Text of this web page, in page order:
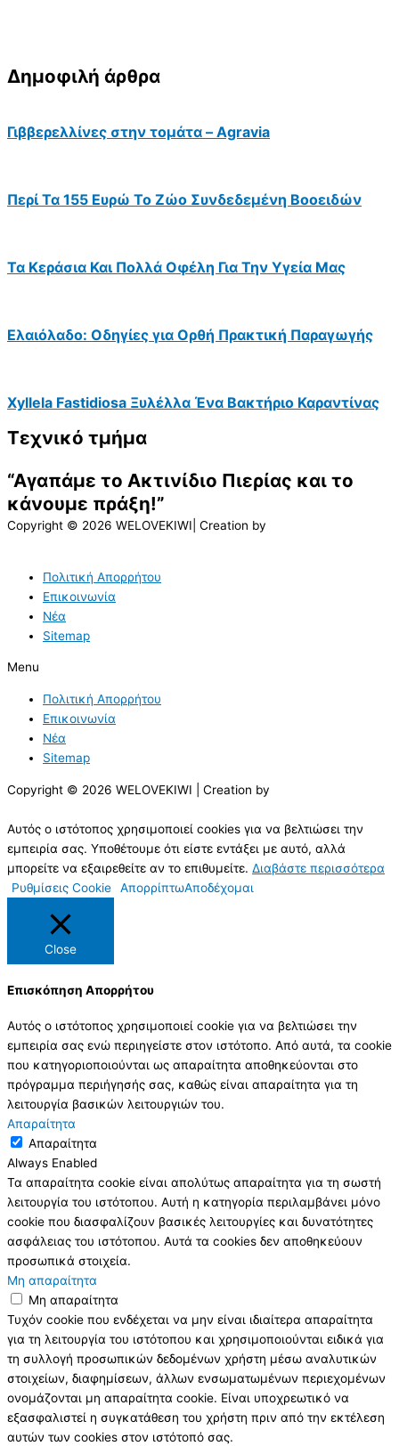
Δημοφιλή άρθρα
Γιββερελλίνες στην τομάτα – Agravia
Περί Τα 155 Ευρώ Το Ζώο Συνδεδεμένη Βοοειδών
Τα Κεράσια Και Πολλά Οφέλη Για Την Υγεία Μας
Ελαιόλαδο: Οδηγίες για Ορθή Πρακτική Παραγωγής
Xyllela Fastidiosa Ξυλέλλα Ένα Βακτήριο Καραντίνας
Τεχνικό τμήμα
“Αγαπάμε το Ακτινίδιο Πιερίας και το
κάνουμε πράξη!”
Copyright © 2026 WELOVEKIWI| Creation by
Πολιτική Απορρήτου
Επικοινωνία
Νέα
Sitemap
Menu
Πολιτική Απορρήτου
Επικοινωνία
Νέα
Sitemap
Copyright © 2026 WELOVEKIWI | Creation by
Αυτός ο ιστότοπος χρησιμοποιεί cookies για να βελτιώσει την
εμπειρία σας. Υποθέτουμε ότι είστε εντάξει με αυτό, αλλά
μπορείτε να εξαιρεθείτε αν το επιθυμείτε. Διαβάστε περισσότερα
Ρυθμίσεις Cookie
ΑπορρίπτωΑποδέχομαι
Close
Επισκόπηση Απορρήτου
Αυτός ο ιστότοπος χρησιμοποιεί cookie για να βελτιώσει την
εμπειρία σας ενώ περιηγείστε στον ιστότοπο. Από αυτά, τα cookie
που κατηγοριοποιούνται ως απαραίτητα αποθηκεύονται στο
πρόγραμμα περιήγησής σας, καθώς είναι απαραίτητα για τη
λειτουργία βασικών λειτουργιών του.
Απαραίτητα
Απαραίτητα
Always Enabled
Τα απαραίτητα cookie είναι απολύτως απαραίτητα για τη σωστή
λειτουργία του ιστότοπου. Αυτή η κατηγορία περιλαμβάνει μόνο
cookie που διασφαλίζουν βασικές λειτουργίες και δυνατότητες
ασφάλειας του ιστότοπου. Αυτά τα cookies δεν αποθηκεύουν
προσωπικά στοιχεία.
Μη απαραίτητα
Μη απαραίτητα
Τυχόν cookie που ενδέχεται να μην είναι ιδιαίτερα απαραίτητα
για τη λειτουργία του ιστότοπου και χρησιμοποιούνται ειδικά για
τη συλλογή προσωπικών δεδομένων χρήστη μέσω αναλυτικών
στοιχείων, διαφημίσεων, άλλων ενσωματωμένων περιεχομένων
ονομάζονται μη απαραίτητα cookie. Είναι υποχρεωτικό να
εξασφαλιστεί η συγκατάθεση του χρήστη πριν από την εκτέλεση
αυτών των cookies στον ιστότοπό σας.